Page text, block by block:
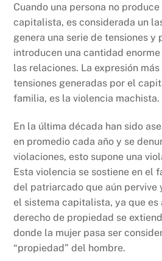
Cuando una persona no
capitalista, es considerada un
genera una serie de tensiones y
introducen una cantidad
las relaciones. La expresión
tensiones generadas por el
familia, es la violencia machista.
En la última década han sido
en promedio cada año y se
violaciones, esto supone una
Esta violencia se sostiene en el
del patriarcado que aún pervive
el sistema capitalista, ya que es
derecho de propiedad se
donde la mujer pasa ser
“propiedad” del hombre.